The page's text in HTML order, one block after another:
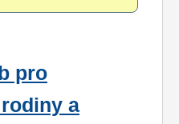
pro
a